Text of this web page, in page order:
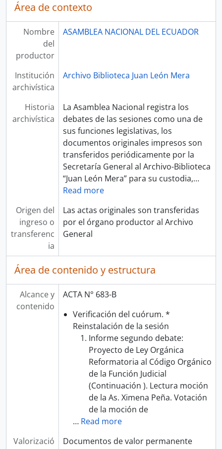
Área de contexto
Nombre
del
productor
ASAMBLEA NACIONAL DEL ECUADOR
Institución
archivística
Archivo Biblioteca Juan León Mera
Historia
archivística
La Asamblea Nacional registra los
debates de las sesiones como una de
sus funciones legislativas, los
documentos originales impresos son
transferidos periódicamente por la
Secretaría General al Archivo-Biblioteca
“Juan León Mera” para su custodia,…
Read more
Origen del
ingreso o
transferenc
ia
Las actas originales son transferidas
por el órgano productor al Archivo
General
Área de contenido y estructura
Alcance y
contenido
ACTA N° 683-B
Verificación del cuórum. *
Reinstalación de la sesión
Informe segundo debate:
Proyecto de Ley Orgánica
Reformatoria al Código Orgánico
de la Función Judicial
(Continuación ). Lectura moción
de la As. Ximena Peña. Votación
de la moción de
… Read more
Valorizació
Documentos de valor permanente